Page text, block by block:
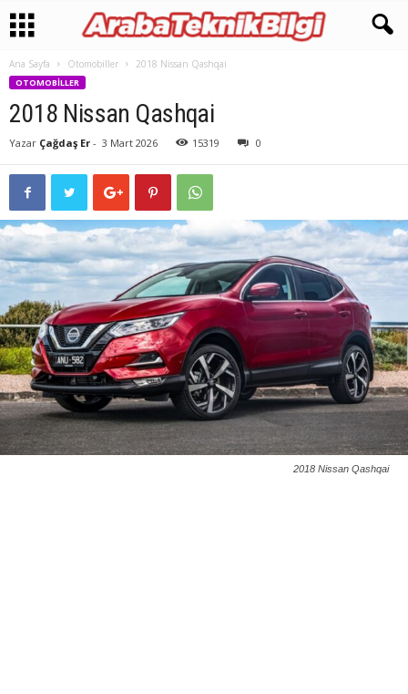
Ana Sayfa Otomobiller 2018 Nissan Qashqai
OTOMOBILLER
2018 Nissan Qashqai
Yazar Çağdaş Er - 3 Mart 2026 15319 0
2018 Nissan Qashqai